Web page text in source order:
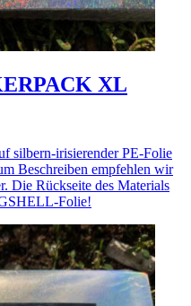
XL
silbern-irisierender PE-Folie
Beschreiben empfehlen wir
Die Rückseite des Materials
Folie!